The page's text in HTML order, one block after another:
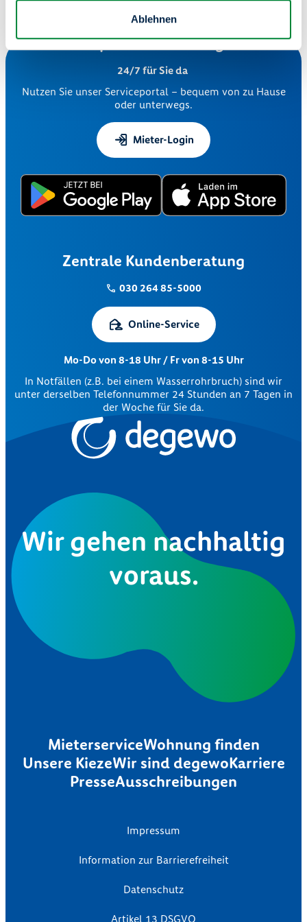
Ablehnen
Stefan Weidelich (Pressesprecher)
Serviceportal "Meine degewo"
24/7 für Sie da
Nutzen Sie unser Serviceportal – bequem von zu Hause
oder unterwegs.
Mieter-Login
Zentrale Kundenberatung
030 264 85-5000
Online-Service
Mo-Do von 8-18 Uhr / Fr von 8-15 Uhr
In Notfällen (z.B. bei einem Wasserrohrbruch) sind wir
unter derselben Telefonnummer 24 Stunden an 7 Tagen in
der Woche für Sie da.
Wir gehen nachhaltig
voraus.
MieterserviceWohnung finden
Unsere KiezeWir sind degewoKarriere
PresseAusschreibungen
Impressum
Information zur Barrierefreiheit
Datenschutz
Artikel 13 DSGVO